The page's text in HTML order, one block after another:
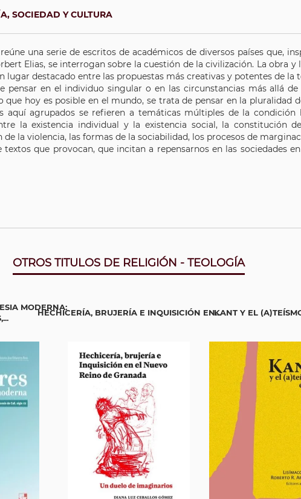
SOCIEDAD Y CULTURA
una serie de escritos de académicos de diversos países que,
Elias, se interrogan sobre la cuestión de la civilización. La obra
lugar destacado entre las propuestas más creativas y potentes de la
pensar en el individuo singular o en las circunstancias más allá
que hoy es posible en el mundo, se trata de pensar en la pluralidad
aquí agrupados se refieren a temáticas múltiples de la condición
la existencia individual y la existencia social, la constitución
de la violencia, las formas de la sociabilidad, los procesos de
textos que provocan, que incitan a repensarnos en las sociedades
OTROS TITULOS DE RELIGIÓN - TEOLOGÍA
MODERNA:
HECHICERÍA, BRUJERÍA E INQUISICIÓN EN...KANT Y EL